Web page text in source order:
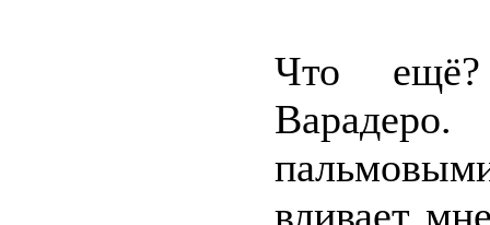
Что ещё?
вливает